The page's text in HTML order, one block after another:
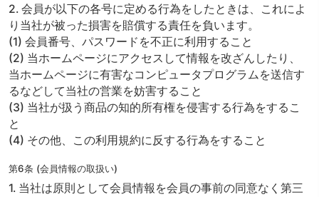
2. 会員が以下の各号に定める行為をしたときは、これによ
り当社が被った損害を賠償する責任を負います。
(1) 会員番号、パスワードを不正に利用すること
(2) 当ホームページにアクセスして情報を改ざんしたり、
当ホームページに有害なコンピュータプログラムを送信す
るなどして当社の営業を妨害すること
(3) 当社が扱う商品の知的所有権を侵害する行為をするこ
と
(4) その他、この利用規約に反する行為をすること
第6条 (会員情報の取扱い)
1. 当社は原則として会員情報を会員の事前の同意なく第三